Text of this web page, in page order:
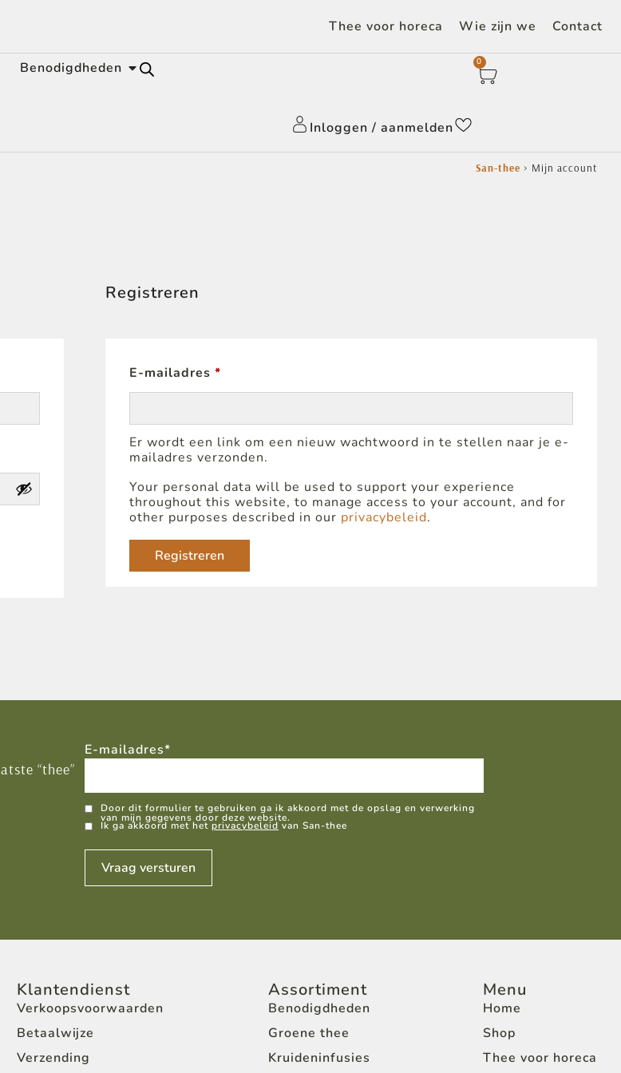
Thee voor horeca Wie zijn we Contact
Benodigdheden
Inloggen / aanmelden
0
San-thee > Mijn account
Registreren
E-mailadres *
Er wordt een link om een nieuw wachtwoord in te stellen naar je e-
mailadres verzonden.
Your personal data will be used to support your experience
throughout this website, to manage access to your account, and for
other purposes described in our privacybeleid.
Registreren
“thee”
E-mailadres*
GDPRDoor dit formulier te gebruiken ga ik akkoord met de opslag en verwerking
van mijn gegevens door deze website.
Ik ga akkoord met hetprivacybeleidvan San-thee
Vraag versturen
Klantendienst
Verkoopsvoorwaarden
Betaalwijze
Verzending
Assortiment
Benodigdheden
Groene thee
Kruideninfusies
Menu
Home
Shop
Thee voor horeca